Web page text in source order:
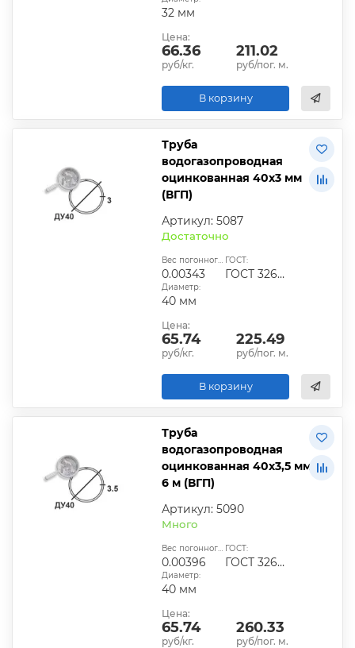
32 мм
Цена:
66.36
руб/кг.
211.02
руб/пог. м.
В корзину
Труба
водогазопроводная
оцинкованная 40х3 мм
(ВГП)
Артикул: 5087
Достаточно
Вес погонного метра, т.:
0.00343
ГОСТ:
ГОСТ 3262-75
Диаметр:
40 мм
Цена:
65.74
руб/кг.
225.49
руб/пог. м.
В корзину
Труба
водогазопроводная
оцинкованная 40х3,5 мм
6 м (ВГП)
Артикул: 5090
Много
Вес погонного метра, т.:
0.00396
ГОСТ:
ГОСТ 3262-75
Диаметр:
40 мм
Цена:
65.74
руб/кг.
260.33
руб/пог. м.